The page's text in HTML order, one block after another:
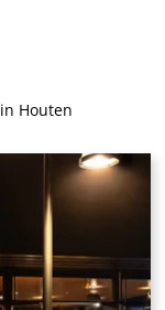
Houten